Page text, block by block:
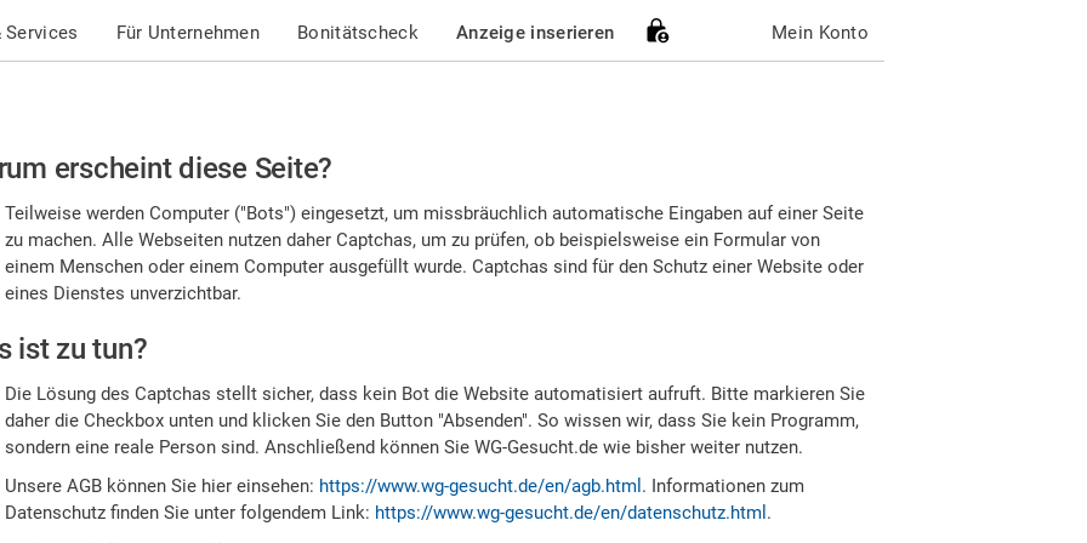
Services Für Unternehmen Bonitätscheck Anzeige inserieren Mein Konto
erscheint diese Seite?
Teilweise werden Computer ("Bots") eingesetzt, um missbräuchlich automatische Eingaben auf einer Seite
zu machen. Alle Webseiten nutzen daher Captchas, um zu prüfen, ob beispielsweise ein Formular von
einem Menschen oder einem Computer ausgefüllt wurde. Captchas sind für den Schutz einer Website oder
eines Dienstes unverzichtbar.
ist zu tun?
Die Lösung des Captchas stellt sicher, dass kein Bot die Website automatisiert aufruft. Bitte markieren Sie
daher die Checkbox unten und klicken Sie den Button "Absenden". So wissen wir, dass Sie kein Programm,
sondern eine reale Person sind. Anschließend können Sie WG-Gesucht.de wie bisher weiter nutzen.
Unsere AGB können Sie hier einsehen: https://www.wg-gesucht.de/en/agb.html . Informationen zum
Datenschutz finden Sie unter folgendem Link: https://www.wg-gesucht.de/en/datenschutz.html .